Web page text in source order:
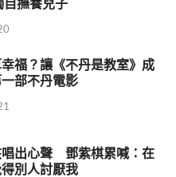
福？讓《不丹是教室》成
部不丹電影
唱出心聲 鄧紫棋累喊：在
別人討厭我